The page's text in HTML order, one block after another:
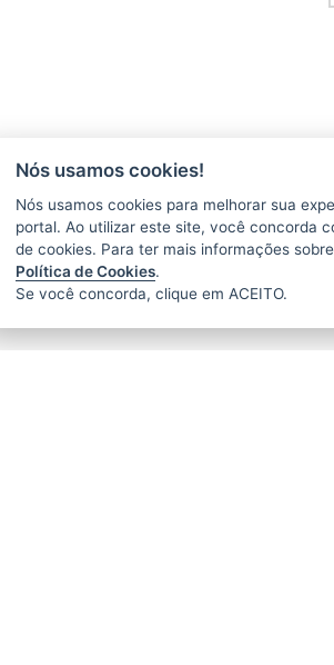
Nós usamos cookies!
Nós usamos cookies para melhorar sua
portal. Ao utilizar este site, você concorda
de cookies. Para ter mais informações
Política de Cookies.
Se você concorda, clique em ACEITO.